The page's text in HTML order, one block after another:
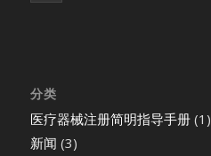
分类
医疗器械注册简明指导手册(1)
新闻 (3)